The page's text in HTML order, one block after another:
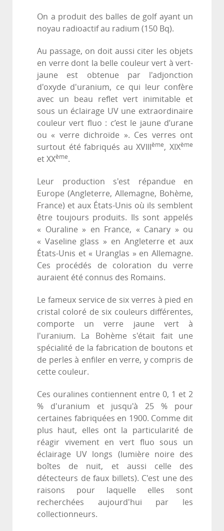
On a produit des balles de golf ayant un
noyau radioactif au radium (150 Bq).
Au passage, on doit aussi citer les objets
en verre dont la belle couleur vert à vert-
jaune est obtenue par l'adjonction
d'oxyde d'uranium, ce qui leur confère
avec un beau reflet vert inimitable et
sous un éclairage UV une extraordinaire
couleur vert fluo : c’est le jaune d’urane
ou « verre dichroïde ». Ces verres ont
surtout été fabriqués au XVIIIème, XIXème
et XXème.
Leur production s'est répandue en
Europe (Angleterre, Allemagne, Bohème,
France) et aux États-Unis où ils semblent
être toujours produits. Ils sont appelés
« Ouraline » en France, « Canary » ou
« Vaseline glass » en Angleterre et aux
États-Unis et « Uranglas » en Allemagne.
Ces procédés de coloration du verre
auraient été connus des Romains.
Le fameux service de six verres à pied en
cristal coloré de six couleurs différentes,
comporte un verre jaune vert à
l'uranium. La Bohème s'était fait une
spécialité de la fabrication de boutons et
de perles à enfiler en verre, y compris de
cette couleur.
Ces ouralines contiennent entre 0, 1 et 2
% d'uranium et jusqu'à 25 % pour
certaines fabriquées en 1900. Comme dit
plus haut, elles ont la particularité de
réagir vivement en vert fluo sous un
éclairage UV longs (lumière noire des
boîtes de nuit, et aussi celle des
détecteurs de faux billets). C'est une des
raisons pour laquelle elles sont
recherchées aujourd'hui par les
collectionneurs.